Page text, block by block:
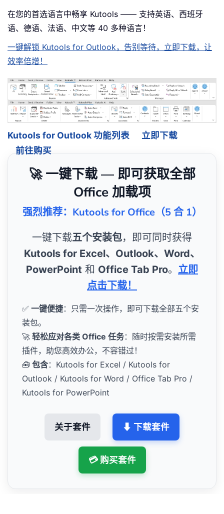
在您的首选语言中畅享 Kutools —— 支持英语、西班牙
语、德语、法语、中文等 40 多种语言！
一键解锁 Kutools for Outlook，告别等待，立即下载，让
效率倍增！
Kutools for Outlook 功能列表
立即下载
前往购买
🚀 一键下载 — 即可获取全部
Office 加载项
强烈推荐：Kutools for Office（5 合 1）
一键下载五个安装包，即可同时获得
Kutools for Excel、Outlook、Word、
PowerPoint 和 Office Tab Pro。 立即
点击下载！
✅ 一键便捷：只需一次操作，即可下载全部五个安
装包。
🚀 轻松应对各类 Office 任务：随时按需安装所需
插件，助您高效办公，不容错过！
🧰 包含：Kutools for Excel / Kutools for
Outlook / Kutools for Word / Office Tab Pro /
Kutools for PowerPoint
关于套件 ⬇ 下载套件
💳 购买套件